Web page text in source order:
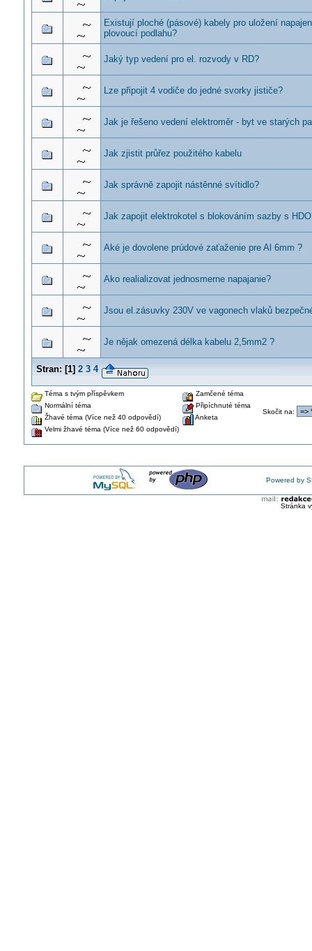
Existují ploché (pásové) kabely pro uložení
plovoucí podlahu?
Jaký typ vedení pro el. rozvody v RD?
Lze připojit 4 vodiče do jedné svorky jističe?
Jak je řešeno vedení elektroměr - byt ve starých
Jak zjistit průřez použitého kabelu
Jak správně zapojit nástěnné svítidlo?
Jak zapojit elektrokotel s blokováním sazby s
Aké je dovolene prúdové zaťaženie pre Al 6mm ?
Ako realializovat jednosmerne napajanie?
Jsou el.zásuvky 230V ve vagonech vlaků
Je nějak omezená délka kabelu 2,5mm2 ?
Stran: [1] 2 3 4
Téma s tvým příspěvkem
Normální téma
Žhavé téma (Více než 40 odpovědí)
Velmi žhavé téma (Více než 60 odpovědí)
Zamčené téma
Připíchnuté téma
Anketa
Skočit na:
Powered by
Stránka